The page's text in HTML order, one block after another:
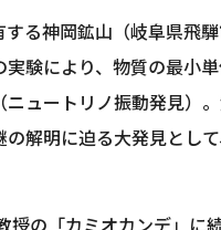
る神岡鉱山（岐阜県飛
験により、物質の最小
ュートリノ振動発見）
解明に迫る大発見とし